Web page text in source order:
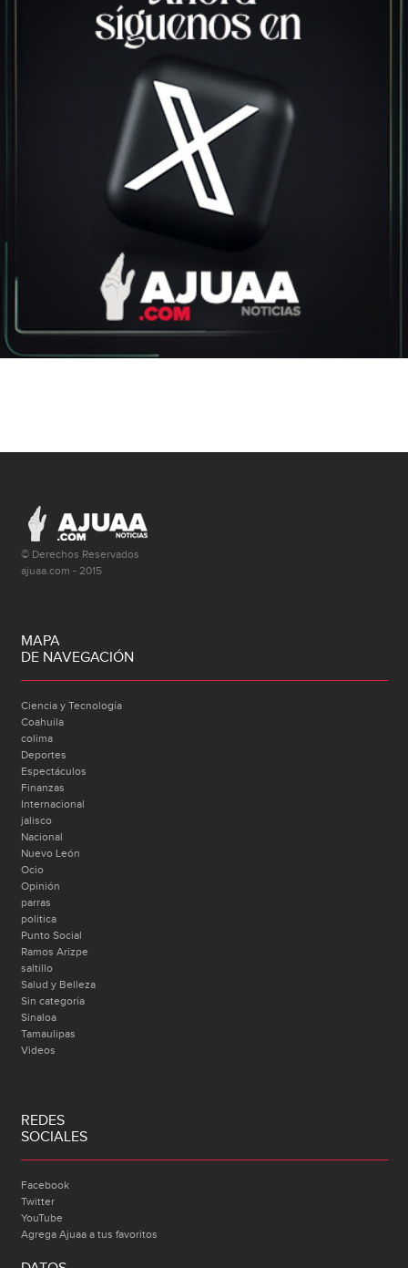
© Derechos Reservados
ajuaa.com - 2015
MAPA
DE NAVEGACIÓN
Ciencia y Tecnología
Coahuila
colima
Deportes
Espectáculos
Finanzas
Internacional
jalisco
Nacional
Nuevo León
Ocio
Opinión
parras
politica
Punto Social
Ramos Arizpe
saltillo
Salud y Belleza
Sin categoría
Sinaloa
Tamaulipas
Videos
REDES
SOCIALES
Facebook
Twitter
YouTube
Agrega Ajuaa a tus favoritos